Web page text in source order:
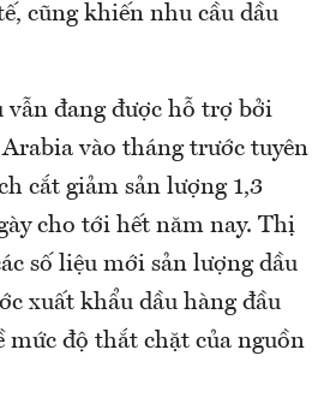
cũng khiến nhu cầu dầu
vẫn đang được hỗ trợ bởi
vào tháng trước tuyên
cắt giảm sản lượng 1,3
cho tới hết năm nay. Thị
số liệu mới sản lượng dầu
xuất khẩu dầu hàng đầu
mức độ thắt chặt của nguồn